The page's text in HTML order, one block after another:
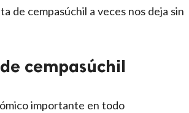
de cempasúchil a veces nos deja sin
cempasúchil